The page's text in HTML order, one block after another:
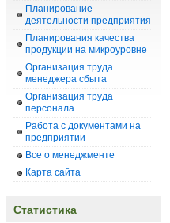
Планирование
деятельности предприятия
Планирования качества
продукции на микроуровне
Организация труда
менеджера сбыта
Организация труда
персонала
Работа с документами на
предприятии
Все о менеджменте
Карта сайта
Статистика